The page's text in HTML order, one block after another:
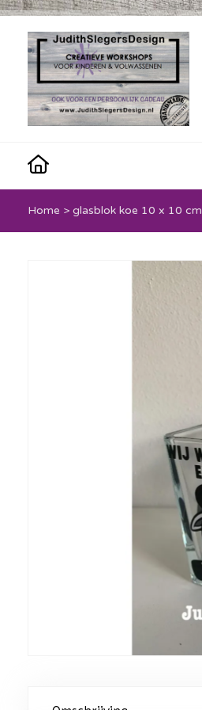
Home > glasblok koe 10 x 10 cm